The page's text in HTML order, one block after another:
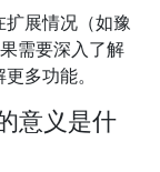
展情况（如豫
需要深入了解
多功能。
意义是什